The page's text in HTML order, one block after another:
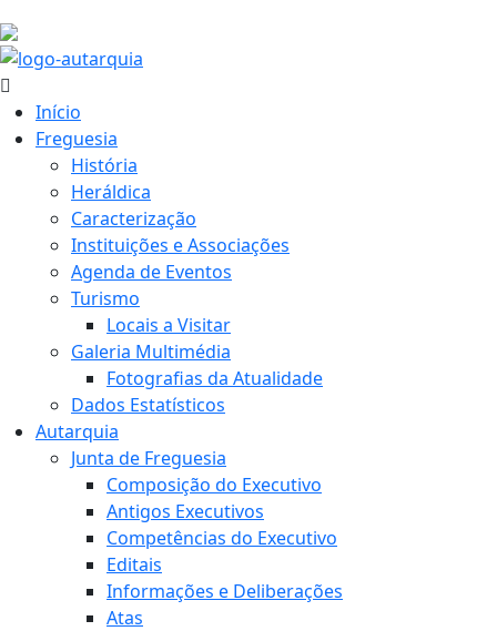
Início
Freguesia
História
Heráldica
Caracterização
Instituições e Associações
Agenda de Eventos
Turismo
Locais a Visitar
Galeria Multimédia
Fotografias da Atualidade
Dados Estatísticos
Autarquia
Junta de Freguesia
Composição do Executivo
Antigos Executivos
Competências do Executivo
Editais
Informações e Deliberações
Atas